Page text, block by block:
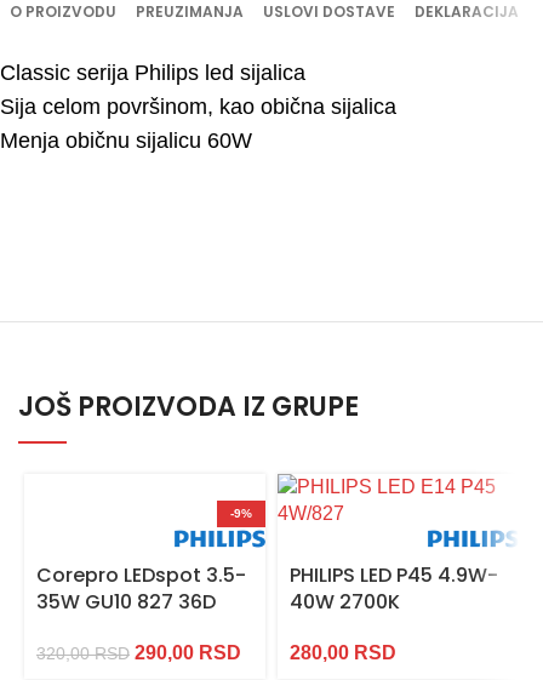
O PROIZVODU PREUZIMANJA USLOVI DOSTAVE DEKLARACIJA
Classic serija Philips led sijalica
Sija celom površinom, kao obična sijalica
Menja običnu sijalicu 60W
JOŠ PROIZVODA IZ GRUPE
-9%
Corepro LEDspot 3.5-
35W GU10 827 36D
320,00RSD 290,00 RSD
PHILIPS LED P45 4.9W-
40W 2700K
280,00 RSD